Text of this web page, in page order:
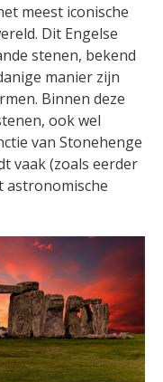
meest iconische
Dit Engelse
stenen, bekend
manier zijn
Binnen deze
ook wel
van Stonehenge
vaak (zoals eerder
astronomische